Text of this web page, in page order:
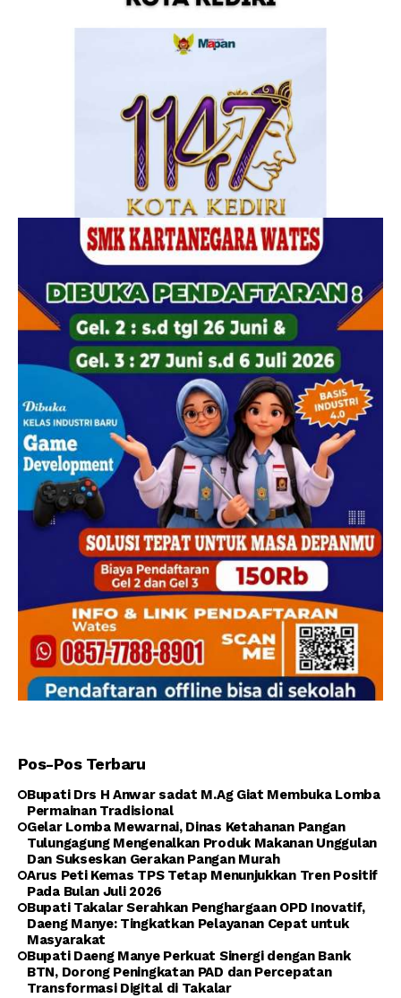
Pos-Pos Terbaru
Bupati Drs H Anwar sadat M.Ag Giat Membuka Lomba
Permainan Tradisional
Gelar Lomba Mewarnai, Dinas Ketahanan Pangan
Tulungagung Mengenalkan Produk Makanan Unggulan
Dan Sukseskan Gerakan Pangan Murah
Arus Peti Kemas TPS Tetap Menunjukkan Tren Positif
Pada Bulan Juli 2026
Bupati Takalar Serahkan Penghargaan OPD Inovatif,
Daeng Manye: Tingkatkan Pelayanan Cepat untuk
Masyarakat
Bupati Daeng Manye Perkuat Sinergi dengan Bank
BTN, Dorong Peningkatan PAD dan Percepatan
Transformasi Digital di Takalar